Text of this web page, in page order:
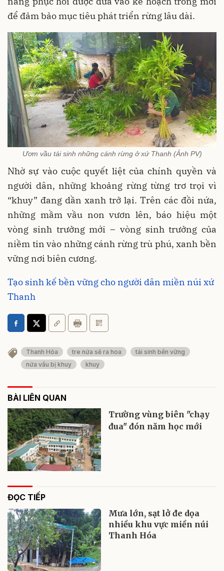
để đảm bảo mục tiêu phát triển rừng lâu dài.
Ươm vầu tái sinh những cánh rừng ở xứ Thanh (Ảnh PV)
Nhờ sự vào cuộc quyết liệt của chính quyền và
người dân, những khoảng rừng từng trơ trọi vì
“khuy” đang dần xanh trở lại. Trên các đồi nứa,
những mầm vầu non vươn lên, báo hiệu một
vòng sinh trưởng mới – vòng sinh trưởng của
niềm tin vào những cánh rừng trù phú, xanh bền
vững nơi biên cương.
Tạo sinh kế bền vững cho người dân miền núi xứ
Thanh
Thanh Hóa tre nứa sẽ ra hoa
tái sinh bền vững
nứa vầu bị khuy
khuy
BÀI LIÊN QUAN
Trường vùng biên "chạy
đua" đón năm học mới
ĐỌC TIẾP
Mưa lớn, sạt lở đe dọa
nhiều khu vực miền núi
Thanh Hóa